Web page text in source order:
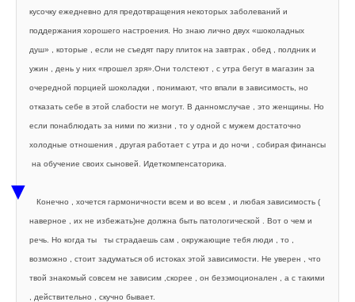
кусочку ежедневно для предотвращения некоторых заболеваний и
поддержания хорошего настроения. Но знаю лично двух «шоколадных
душ» , которые , если не съедят пару плиток на завтрак , обед , полдник и
ужин , день у них «прошел зря».Они толстеют , с утра бегут в магазин за
очередной порцией шоколадки , понимают, что впали в зависимость, но
отказать себе в этой слабости не могут. В данномслучае , это женщины. Но
если понаблюдать за ними по жизни , то у одной с мужем достаточно
на обучение своих сыновей. Идеткомпенсаторика.
Конечно , хочется гармоничности всем и во всем , и любая зависимость (
наверное , их не избежать)не должна быть патологической . Вот о чем и
речь. Но когда ты ты страдаешь сам , окружающие тебя люди , то ,
возможно , стоит задуматься об истоках этой зависимости. Не уверен , что
твой знакомый совсем не зависим ,скорее , он безэмоционален , а с такими
, действительно , скучно бывает.
▼